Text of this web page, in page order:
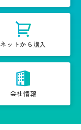
ネットから購入
会社情報